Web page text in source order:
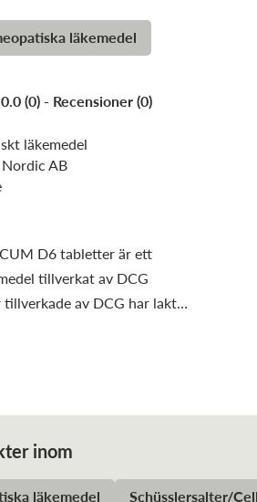
läkemedel
0.0(0) - Recensioner(0)
läkemedel
AB
D6 tabletter är ett
tillverkat av DCG
ämnet.
nr 8)
inom
läkemedel Schüsslersalter/